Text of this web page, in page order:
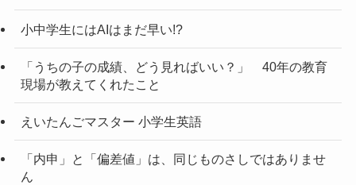
小中学生にはAIはまだ早い!?
「うちの子の成績、どう見ればいい？」 40年の教育
現場が教えてくれたこと
えいたんごマスター 小学生英語
「内申」と「偏差値」は、同じものさしではありませ
ん